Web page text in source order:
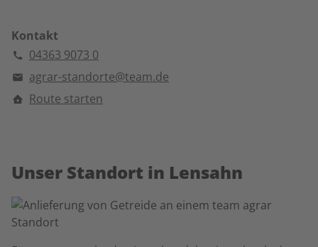
Kontakt
04363 9073 0
agrar-standorte@team.de
Route starten
Unser Standort in Lensahn